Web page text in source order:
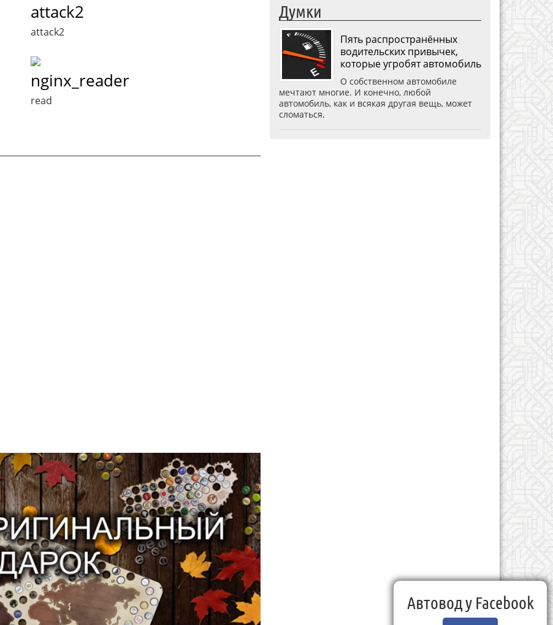
attack2
attack2
nginx_reader
read
Думки
Пять распространённых
водительских привычек,
которые угробят автомобиль
О собственном автомобиле
мечтают многие. И конечно, любой
автомобиль, как и всякая другая вещь, может
сломаться.
Автовод у Facebook